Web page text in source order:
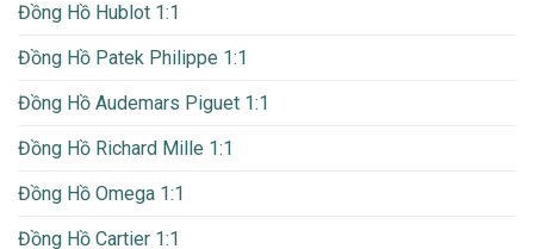
Đồng Hồ Hublot 1:1
Đồng Hồ Patek Philippe 1:1
Đồng Hồ Audemars Piguet 1:1
Đồng Hồ Richard Mille 1:1
Đồng Hồ Omega 1:1
Đồng Hồ Cartier 1:1